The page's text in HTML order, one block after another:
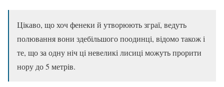
Цікаво, що хоч фенеки й утворюють зграї, ведуть
полювання вони здебільшого поодинці, відомо також і
те, що за одну ніч ці невеликі лисиці можуть прорити
нору до 5 метрів.